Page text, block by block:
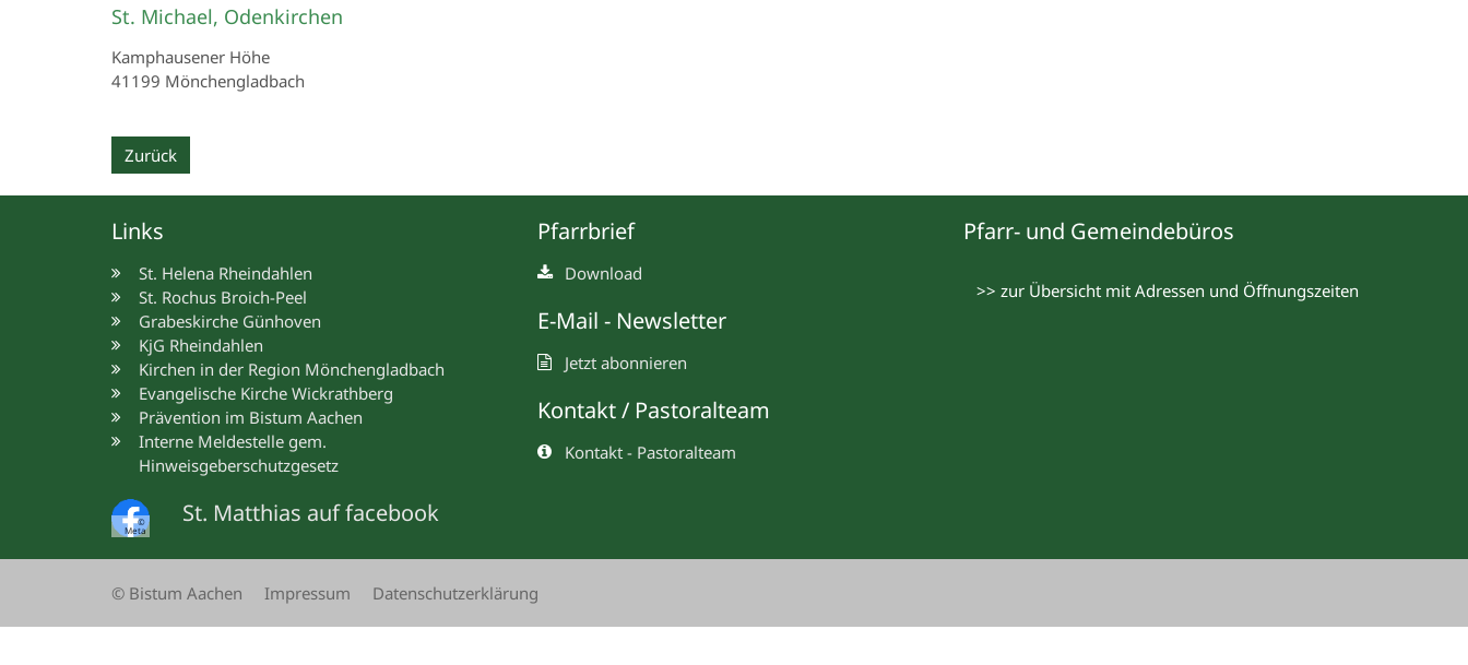
St. Michael, Odenkirchen
Kamphausener Höhe
41199 Mönchengladbach
Zurück
Links
St. Helena Rheindahlen
St. Rochus Broich-Peel
Grabeskirche Günhoven
KjG Rheindahlen
Kirchen in der Region Mönchengladbach
Evangelische Kirche Wickrathberg
Prävention im Bistum Aachen
Interne Meldestelle gem.
Hinweisgeberschutzgesetz
©
Meta
St. Matthias auf facebook
Pfarrbrief
Download
E-Mail - Newsletter
Jetzt abonnieren
Kontakt / Pastoralteam
Kontakt - Pastoralteam
Pfarr- und Gemeindebüros
>> zur Übersicht mit Adressen und Öffnungszeiten
© Bistum Aachen Impressum Datenschutzerklärung